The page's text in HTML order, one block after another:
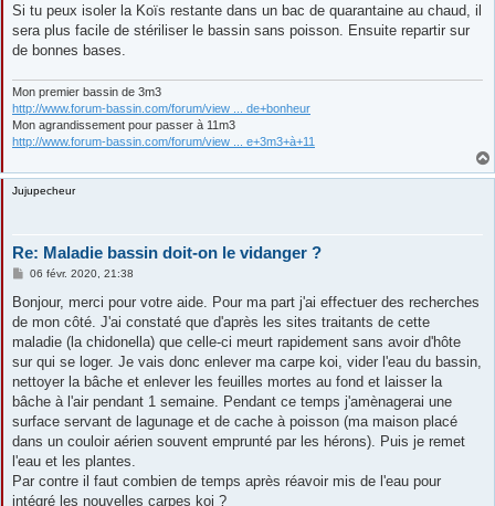
Si tu peux isoler la Koïs restante dans un bac de quarantaine au chaud, il
sera plus facile de stériliser le bassin sans poisson. Ensuite repartir sur
de bonnes bases.
Mon premier bassin de 3m3
http://www.forum-bassin.com/forum/view ... de+bonheur
Mon agrandissement pour passer à 11m3
http://www.forum-bassin.com/forum/view ... e+3m3+à+11
Jujupecheur
Re: Maladie bassin doit-on le vidanger ?
M
s
a
g
06 févr. 2020, 21:38
Bonjour, merci pour votre aide. Pour ma part j'ai effectuer des recherches
de mon côté. J'ai constaté que d'après les sites traitants de cette
maladie (la chidonella) que celle-ci meurt rapidement sans avoir d'hôte
sur qui se loger. Je vais donc enlever ma carpe koi, vider l'eau du bassin,
nettoyer la bâche et enlever les feuilles mortes au fond et laisser la
bâche à l'air pendant 1 semaine. Pendant ce temps j'amènagerai une
surface servant de lagunage et de cache à poisson (ma maison placé
dans un couloir aérien souvent emprunté par les hérons). Puis je remet
l'eau et les plantes.
Par contre il faut combien de temps après réavoir mis de l'eau pour
intégré les nouvelles carpes koi ?